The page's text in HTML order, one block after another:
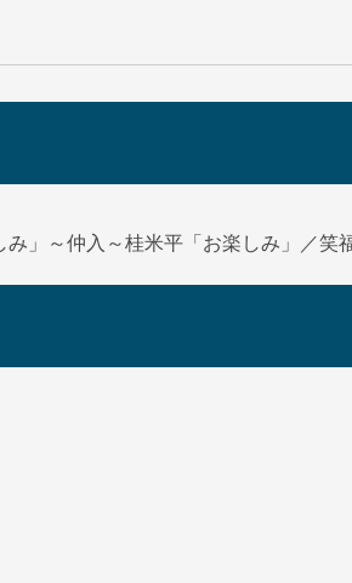
」～仲入～桂米平「お楽しみ」／笑